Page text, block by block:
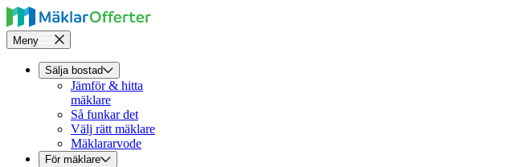
Meny
Sälja bostad
Jämför & hitta
mäklare
Så funkar det
Välj rätt mäklare
Mäklararvode
För mäklare